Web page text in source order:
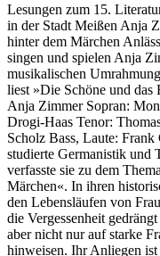
Lesungen zum 15.
in der Stadt Meißen Anja
hinter dem Märchen
singen und spielen Anja
musikalischen
liest »Die Schöne und das
Anja Zimmer Sopran:
Drogi-Haas Tenor:
Scholz Bass, Laute:
studierte Germanistik und
verfasste sie zu dem
Märchen«. In ihren
den Lebensläufen von
die Vergessenheit
aber nicht nur auf starke
hinweisen. Ihr Anliegen ist